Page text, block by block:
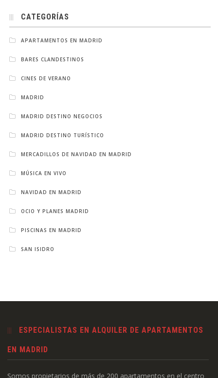
CATEGORÍAS
APARTAMENTOS EN MADRID
BARES CLANDESTINOS
CINES DE VERANO
MADRID
MADRID DESTINO NEGOCIOS
MADRID DESTINO TURÍSTICO
MERCADILLOS DE NAVIDAD EN MADRID
MÚSICA EN VIVO
NAVIDAD EN MADRID
OCIO Y PLANES MADRID
PISCINAS EN MADRID
SAN ISIDRO
ESPECIALISTAS EN ALQUILER DE APARTAMENTOS
EN MADRID
Somos propietarios de más de 200 apartamentos en el centro